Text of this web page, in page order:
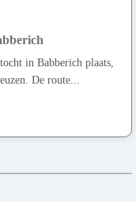
in Babberich plaats,
De route...